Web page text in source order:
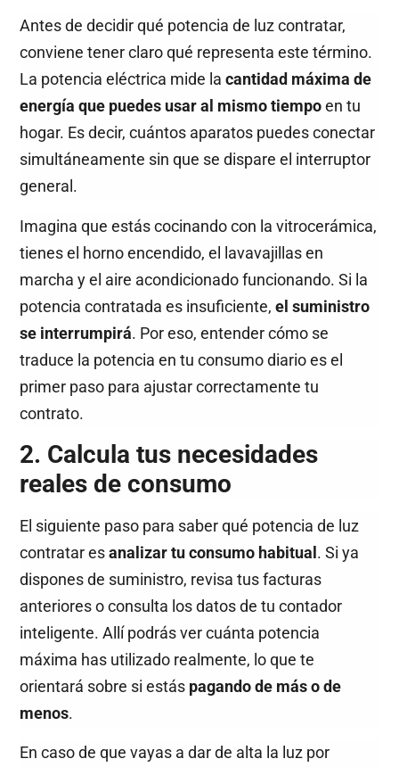
Antes de decidir qué potencia de luz contratar,
conviene tener claro qué representa este término.
La potencia eléctrica mide lacantidad máxima de
energía que puedes usar al mismo tiempoen tu
hogar. Es decir, cuántos aparatos puedes conectar
simultáneamente sin que se dispare el interruptor
general.
Imagina que estás cocinando con la vitrocerámica,
tienes el horno encendido, el lavavajillas en
marcha y el aire acondicionado funcionando. Si la
potencia contratada es insuficiente,el suministro
se interrumpirá. Por eso, entender cómo se
traduce la potencia en tu consumo diario es el
primer paso para ajustar correctamente tu
contrato.
2. Calcula tus necesidades
reales de consumo
El siguiente paso para saber qué potencia de luz
contratar esanalizar tu consumo habitual . Si ya
dispones de suministro, revisa tus facturas
anteriores o consulta los datos de tu contador
inteligente. Allí podrás ver cuánta potencia
máxima has utilizado realmente, lo que te
orientará sobre si estás pagando de más o de
menos.
En caso de que vayas a dar de alta la luz por